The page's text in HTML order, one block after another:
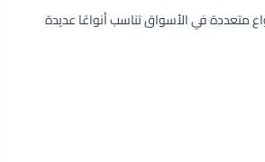
متعددة في الأسواق تناسب أنواعًا عديدة